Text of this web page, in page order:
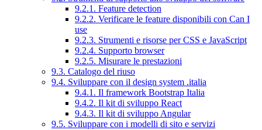
9.2.1. Feature detection
9.2.2. Verificare le feature disponibili con Can I
use
9.2.3. Strumenti e risorse per CSS e JavaScript
9.2.4. Supporto browser
9.2.5. Misurare le prestazioni
9.3. Catalogo del riuso
9.4. Sviluppare con il design system .italia
9.4.1. Il framework Bootstrap Italia
9.4.2. Il kit di sviluppo React
9.4.3. Il kit di sviluppo Angular
9.5. Sviluppare con i modelli di sito e servizi